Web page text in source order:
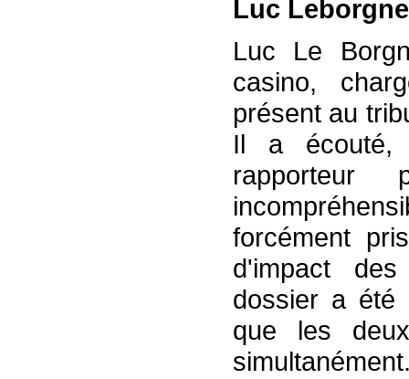
Luc
Luc Le
casino,
présent au
Il a écouté,
rapporteur
forcément
d'impact
dossier a été
que les